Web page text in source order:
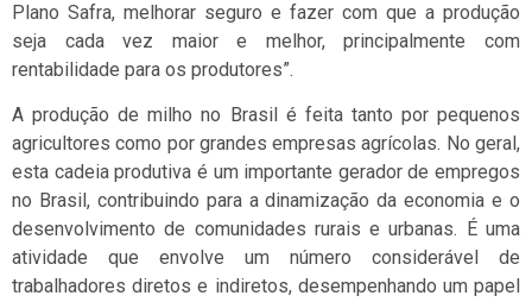
Plano Safra, melhorar seguro e fazer com que a produção
seja cada vez maior e melhor, principalmente com
rentabilidade para os produtores”.
A produção de milho no Brasil é feita tanto por pequenos
agricultores como por grandes empresas agrícolas. No geral,
esta cadeia produtiva é um importante gerador de empregos
no Brasil, contribuindo para a dinamização da economia e o
desenvolvimento de comunidades rurais e urbanas. É uma
atividade que envolve um número considerável de
trabalhadores diretos e indiretos, desempenhando um papel